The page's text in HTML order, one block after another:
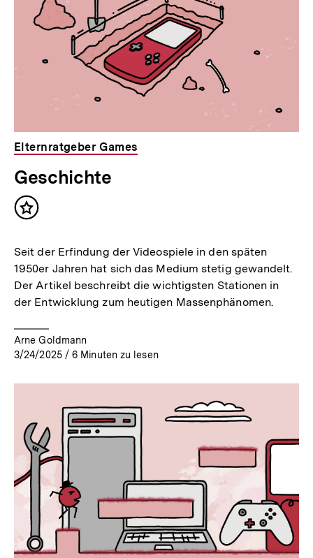
Elternratgeber Games
Geschichte
Inhalt
Seit der Erfindung der Videospiele in den späten
1950er Jahren hat sich das Medium stetig gewandelt.
Der Artikel beschreibt die wichtigsten Stationen in
der Entwicklung zum heutigen Massenphänomen.
Arne Goldmann
3/24/2025 / 6 Minuten zu lesen